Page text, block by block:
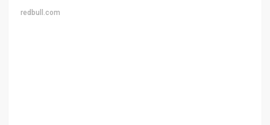
redbull.com